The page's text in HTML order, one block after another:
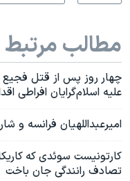
مطالب مرتبط
چهار روز پس از قتل فجیع
علیه اسلام‌گرایان افراطی
امیرعبداللهیان فرانسه و
کارتونیست سوئدی که
تصادف رانندگی جان باخت